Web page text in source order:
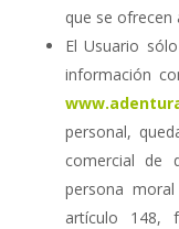
que se ofrecen
El Usuario
información
personal,
comercial de
persona
artículo 148,